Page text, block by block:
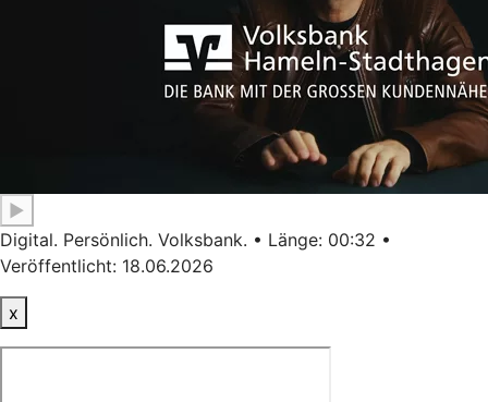
▶
Digital. Persönlich. Volksbank. • Länge: 00:32 •
Veröffentlicht: 18.06.2026
x